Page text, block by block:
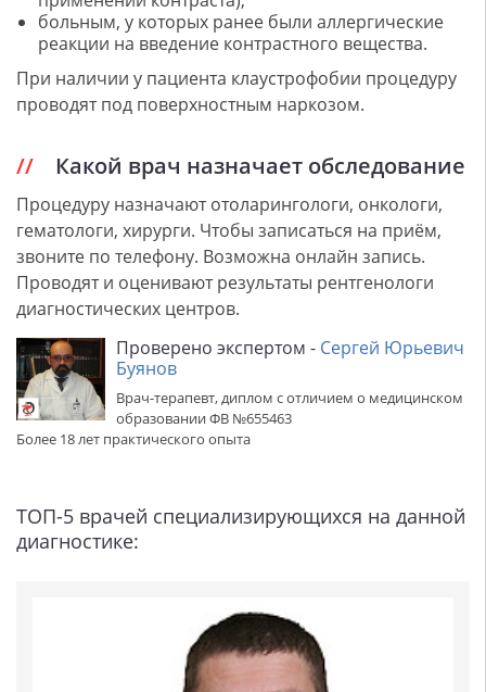
больным, у которых ранее были аллергические
реакции на введение контрастного вещества.
При наличии у пациента клаустрофобии процедуру
проводят под поверхностным наркозом.
Какой врач назначает обследование
Процедуру назначают отоларингологи, онкологи,
гематологи, хирурги. Чтобы записаться на приём,
звоните по телефону. Возможна онлайн запись.
Проводят и оценивают результаты рентгенологи
диагностических центров.
Проверено экспертом - Сергей Юрьевич
Буянов
Врач-терапевт, диплом с отличием о медицинском
образовании ФВ №655463
Более 18 лет практического опыта
ТОП-5 врачей специализирующихся на данной
диагностике: